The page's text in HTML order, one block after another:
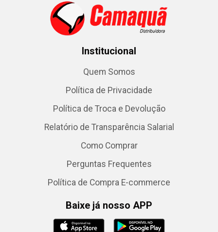
Institucional
Quem Somos
Política de Privacidade
Política de Troca e Devolução
Relatório de Transparência Salarial
Como Comprar
Perguntas Frequentes
Política de Compra E-commerce
Baixe já nosso APP